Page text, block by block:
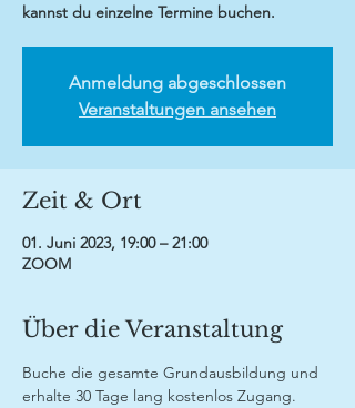
kannst du einzelne Termine buchen.
Anmeldung abgeschlossen
Veranstaltungen ansehen
Zeit & Ort
01. Juni 2023, 19:00 – 21:00
ZOOM
Über die Veranstaltung
Buche die gesamte Grundausbildung und
erhalte 30 Tage lang kostenlos Zugang.